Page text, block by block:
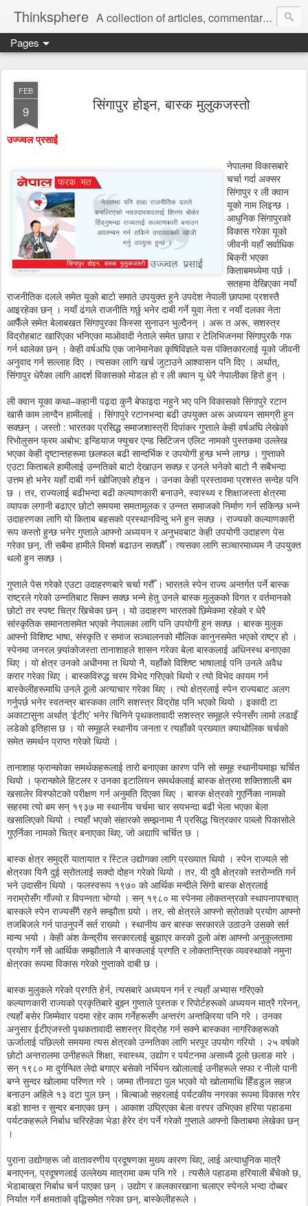
Thinksphere A collection of articles, commentaries, book reviews, rants, poems.
Pages
FEB
9 सिंगापुर होइन, बास्क मुलुकजस्तो
उज्ज्वल प्रसाईं
नेपालमा विकासबारे
चर्चा गर्दा अक्सर
सिंगापुर र ली क्वान
यूको नाम लिइन्छ ।
आधुनिक सिंगापुरको
विकास गरेका यूको
जीवनी यहाँ सर्वाधिक
बिक्री भएका
किताबमध्येमा पर्छ ।
सतहमा देखिएका नयाँ
राजनीतिक दलले समेत यूको बाटो समाते उपयुक्त हुने उपदेश नेपाली छापामा प्रशस्तै
आइरहेका छन् । नयाँ ढंगले राजनीति गर्छु भनेर दाबी गर्ने युवा नेता र नयाँ दलका नेता
आफैँले समेत बेलाबखत सिंगापुरका किस्सा सुनाउन भुल्दैनन् । अरू त अरू, सशस्त्र
विद्रोहबाट खारिएका भनिएका माओवादी नेताले समेत छापा र टेलिभिजनमा सिंगापुरकै गफ
गर्न थालेका छन् । केही वर्षअघि एक जानेमानेका कृषिविज्ञले यस पंक्तिकारलाई यूको जीवनी
अनुवाद गर्न सल्लाह दिए । त्यसका लागि खर्च जुटाउने आश्वासन पनि दिए । अर्थात्,
सिंगापुर धेरैका लागि आदर्श विकासको मोडल हो र ली क्वान यू धेरै नेपालीका हिरो हुन् ।
ली क्वान यूका कथा–कहानी पढ्दा कुनै बेफाइदा नहुने भए पनि विकासको सिंगापुरे रटान
खासै काम लाग्दैन हामीलाई । सिंगापुरे रटानभन्दा बढी उपयुक्त अरू अध्ययन सामग्री हुन
सक्छन् । जस्तो : भारतका प्रसिद्ध समाजशास्त्री दिपांकर गुप्ताले केही वर्षअघि लेखेको
रिभोलुसन फ्रम अबोभ: इन्डियाज फ्युचर एन्ड सिटिजन एलिट नामको पुस्तकमा उल्लेख
भएका केही दृष्टान्तहरूमा छलफल बढी सान्दर्भिक र उपयोगी हुन्छ भन्ने लाग्छ । गुप्ताको
एउटा किताबले हामीलाई उन्नतिको बाटो देखाउन सक्छ र उनले भनेको बाटो नै सबैभन्दा
उत्तम हो भनेर यहाँ दाबी गर्न खोजिएको होइन । उनका केही प्रस्तावमा प्रशस्त सन्देह पनि
छ । तर, राज्यलाई बढीभन्दा बढी कल्याणकारी बनाउने, स्वास्थ्य र शिक्षाजस्ता क्षेत्रमा
व्यापक लगानी बढाएर छोटो समयमा समतामूलक र उन्नत समाजको निर्माण गर्न सकिन्छ भन्ने
उदाहरणका लागि यो किताब बहसको प्रस्थानविन्दु भने हुन सक्छ । राज्यको कल्याणकारी
रूप कस्तो हुन्छ भनेर गुप्ताले आफ्नो अध्ययन र अनुभवबाट केही उपयोगी उदाहरण पेस
गरेका छन्, ती सबैमा हामीले विमर्श बढाउन सक्छौँ । त्यसका लागि सञ्चारमाध्यम नै उपयुक्त
थलो हुन सक्छ ।
गुप्ताले पेस गरेको एउटा उदाहरणबारे चर्चा गरौँ । भारतले स्पेन राज्य अन्तर्गत पर्ने बास्क
राष्ट्रले गरेको उन्नतिबाट सिक्न सक्छ भन्ने हेतु उनले बास्क मुलुकको विगत र वर्तमानको
छोटो तर स्पष्ट चित्र खिचेका छन् । यो उदाहरण भारतको छिमेकमा रहेको र धेरै
सांस्कृतिक समानतासमेत भएको नेपालका लागि पनि उपयोगी हुन सक्छ । बास्क मुलुक
आफ्नो विशिष्ट भाषा, संस्कृति र समाज सञ्चालनको मौलिक कानुनसमेत भएको राष्ट्र हो ।
स्पेनमा जनरल फ्र्यांकोजस्ता तानाशाहले शासन गरेका बेला बास्कलाई अधिनस्थ बनाएका
थिए । यो क्षेत्र उनको अधीनमा त थियो नै, यहाँको विशिष्ट भाषालाई पनि उनले अवैध
करार गरेका थिए । बास्कविरुद्ध चरम विभेद गरिएको थियो र त्यो विभेद कायम गर्न
बास्केलीहरूमाथि उनले ठूलो अत्याचार गरेका थिए । त्यो क्षेत्रलाई स्पेन राज्यबाट अलग
गर्नुपर्छ भनेर स्वतन्त्र बास्कका लागि सशस्त्र विद्रोह पनि भएको थियो । इकादी टा
अकाटासुना अर्थात् ‘ईटीए’ भनेर चिनिने पृथकतावादी सशस्त्र समूहले स्पेनसँग लामो लडाइँ
लडेको इतिहास छ । यो समूहले स्थानीय जनता र त्यहाँको प्रख्यात क्याथोलिक चर्चको
समेत समर्थन प्राप्त गरेको थियो ।
तानाशाह फ्रान्कोका समर्थकहरूलाई तारो बनाएका कारण पनि सो समूह स्थानीयमाझ चर्चित
थियो । फ्रान्कोले हिटलर र उनका इटालियन समर्थकलाई बास्क क्षेत्रमा शक्तिशाली बम
खसालेर विस्फोटको परीक्षण गर्न अनुमति दिएका थिए । बास्क क्षेत्रको गुएर्निका नामको
सहरमा त्यो बम सन् १९३७ मा स्थानीय चर्चमा चार सयभन्दा बढी भेला भएका बेला
खसालिएको थियो । त्यहाँ भएको संहारको सम्झनामा नै प्रसिद्ध चित्रकार पाब्लो पिकासोले
गुएर्निका नामको चित्र बनाएका थिए, जो अद्यापि चर्चित छ ।
बास्क क्षेत्र समुद्री यातायात र स्टिल उद्योगका लागि प्रख्यात थियो । स्पेन राज्यले सो
क्षेत्रका यिनै दुई स्रोतलाई सक्दो दोहन गरेको थियो । तर, यी दुवै क्षेत्रको स्तरोन्नति गर्न
भने उदासीन थियो । फलस्वरूप १९७० को आर्थिक मन्दीले सिंगो बास्क क्षेत्रलाई
नराम्रोसँग गाँज्यो र विपन्नता भोग्यो । सन् १९८० मा स्पेनमा लोकतन्त्रको स्थापनापश्चात्
बास्कले स्पेन राज्यसँगै रहने सम्झौता गर्‍यो । तर, सो क्षेत्रले आफ्नो स्रोतको प्रयोग आफ्नो
तजबिजले गर्न पाउनुपर्ने सर्त राख्यो । स्थानीय कर बास्क सरकारले उठाउने उसको सर्त
मान्य भयो । केही अंश केन्द्रीय सरकारलाई बुझाएर करको ठूलो अंश आफ्नो अनुकूलतामा
प्रयोग गर्ने सो आर्थिक सम्झौताले नै बास्कलाई प्रगति र लोकतान्त्रिक व्यवस्थाको नमुना
क्षेत्रका रूपमा विकास गरेको गुप्ताको दाबी छ ।
बास्क मुलुकले गरेको प्रगति हेर्न, त्यसबारे अध्ययन गर्न र त्यहाँ अभ्यास गरिएको
कल्याणकारी राज्यको प्रकृतिबारे बुझ्न गुप्ताले पुस्तक र रिपोर्टहरूको अध्ययन मात्रै गरेनन्,
त्यहाँ बसेर जिम्मेवार पदमा रहेर काम गर्नेहरूसँग अन्तरंग अन्तक्र्रिया पनि गरे । उनका
अनुसार ईटीएजस्तो पृथकतावादी सशस्त्र विद्रोह गर्न सक्ने बास्कका नागरिकहरूको
ऊर्जालाई पछिल्लो समयमा त्यस क्षेत्रको उन्नतिका लागि भरपूर उपयोग गरियो । २५ वर्षको
छोटो अन्तरालमा उनीहरूले शिक्षा, स्वास्थ्य, उद्योग र पर्यटनमा असाध्यै ठूलो छलाङ मारे ।
सन् १९८० मा दुर्गन्धित लेदो बगाएर बसेको नर्भियन खोलालाई उनीहरूले सफा र नीलो पानी
बग्ने सुन्दर खोलामा परिणत गरे । जम्मा तीनवटा पुल भएको यो खोलामाथि हिँडडुल सहज
बनाउन अहिले १३ वटा पुल छन् । बिल्बाओ सहरलाई पर्यटकीय नगरका रूपमा विकास गरेर
बडो शान्त र सुन्दर बनाएका छन् । आकाश उघ्रिएका बेला वरपर उभिएका हरिया पहाडमा
पर्यटकहरूले निर्बाध चरिरहेका भेडा हेरेर दंग पर्ने गरेको गुप्ताले आफ्नो किताबमा लेखेका छन्
।
पुराना उद्योगहरू जो वातावरणीय प्रदूषणका मुख्य कारण थिए, लाई अत्याधुनिक मात्रै
बनाएनन्, प्रदूषणलाई उल्लेख्य मात्रामा कम पनि गरे । त्यसैले पहाडमा हरियाली बँचेको छ,
भेडाबाख्रा निर्बाध चर्न पाएका छन् । उद्योग र कलकारखाना चलाएर स्पेनले भन्दा दोब्बर
निर्यात गर्ने क्षमताको वृद्धिसमेत गरेका छन्, बास्केलीहरूले ।